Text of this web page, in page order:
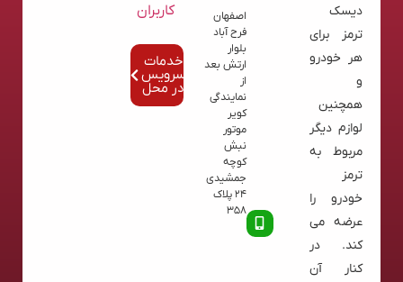
دیسک
ترمز برای
هر خودرو
و
همچنین
لوازم دیگر
مربوط به
ترمز
خودرو را
عرضه می
کند. در
کنار آن
اصفهان
فرح آباد
بلوار
ارتش بعد
از
نمایندگی
کویر
موتور
نبش
کوچه
جمشیدی
24 پلاک
358
کاربران
خدمات
سرویس
در محل